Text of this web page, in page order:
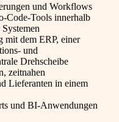
und Workflows
Code-Tools innerhalb
mit dem ERP, einer
und
Drehscheibe
zeitnahen
Lieferanten in einem
und BI-Anwendungen